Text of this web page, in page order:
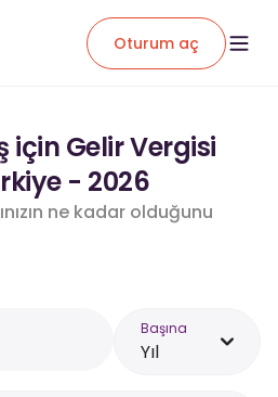
Oturum aç
için Gelir Vergisi
- 2026
ne kadar olduğunu
Başına
Yıl